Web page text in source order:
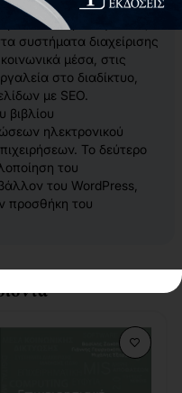
στις ηλεκτρονικές
και την ασφάλεια,
συστήματα διαχείρισης
μέσα, στις
στο διαδίκτυο,
με SEO.
βιβλίου
ηλεκτρονικού
Το δεύτερο
του
του WordPress,
προσθήκη του